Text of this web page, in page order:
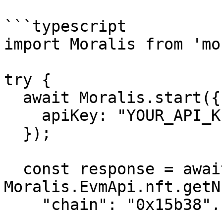
```typescript
import Moralis from
try {